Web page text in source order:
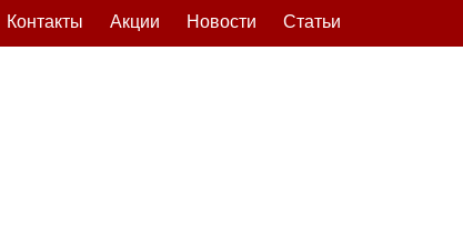
Статьи
Новости
Акции
Контакты